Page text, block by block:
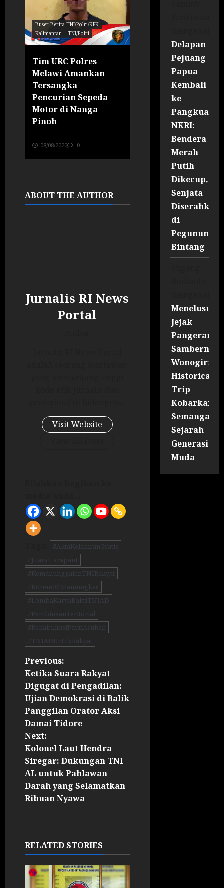
Buser Berita TNI/Polri/KPK
Kalimantan
TNI/Polri
Tim URC Polres
Melawi Amankan
Tersangka
Pencurian Sepeda
Motor di Nanga
Pinoh
08/08/2026
0
Polsek Ella Hilir
Perkuat Sinergi
dengan Warga
Jumat Curhat di
Masjid Shirotul
Jannah
Jurnalis RI News Portal
ABOUT THE AUTHOR
Jurnalis RI News
Portal
Visit Website
#AktaKelahiranGratis
#JuaraHarapanI
#KemanunggalanTNIRakyat
#Korem072Pamungkas
#LombaKaryaBaktiTNIAD
#PembinaanTeritorial
#RehabilitasiPantiAsuhan
#TNIADUntukRakyat
Previous:
Ketika Suara Rakyat
Digugat di Pengadilan:
Ujian Demokrasi di Balik
Panggilan Orator Aksi
Damai Tidore
Next:
Kolonel Laut Hendra
Siregar: Dukungan TNI
AL untuk Pahlawan
Darah yang Selamatkan
Ribuan Nyawa
RELATED STORIES
Delapan
Pejuang
Papua
Kembali
ke
Pangkuan
NKRI:
Bendera
Merah
Putih
Dikecup,
Senjata
Diserahkan
di
Bintang
Menelusuri
Jejak
Pangeran
Wonogiri
Historical
Trip
Kobarkan
Semangat
Sejarah
Generasi
Muda